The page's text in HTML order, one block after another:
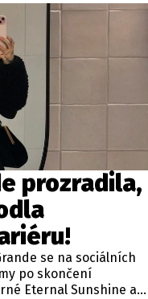
prozradila,
se na sociálních
po skončení
Eternal Sunshine a